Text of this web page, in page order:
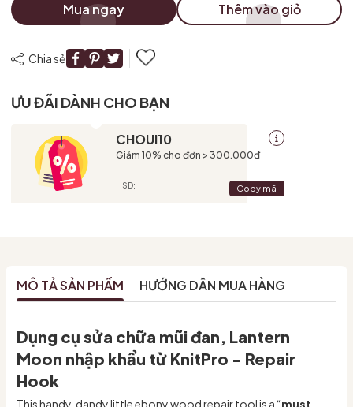
Mua ngay Thêm vào giỏ
Chia sẻ
ƯU ĐÃI DÀNH CHO BẠN
CHOUI10
Giảm 10% cho đơn > 300.000đ
HSD: Copy mã
MÔ TẢ SẢN PHẨM HƯỚNG DẪN MUA HÀNG
Dụng cụ sửa chữa mũi đan, Lantern
Moon nhập khẩu từ KnitPro - Repair
Hook
This handy, dandy little ebony wood repair tool is a “must